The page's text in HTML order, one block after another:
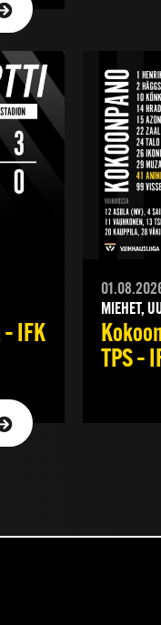
IFK
MIEHET,
TPS –